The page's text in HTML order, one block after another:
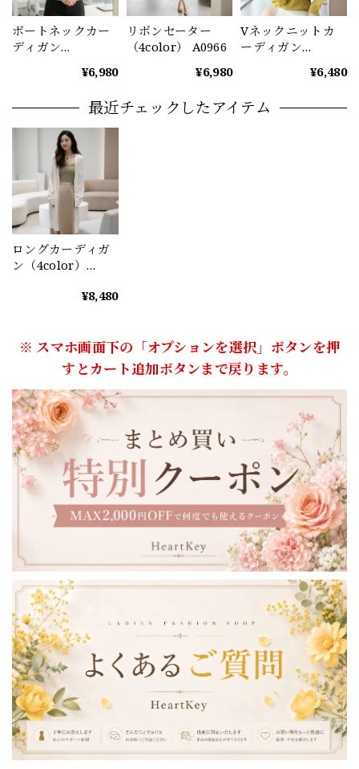
ボートネックカー
ディガン
¥6,980
リボンセーター
（4color） A0966
¥6,980
Vネックニットカ
ーディガン
¥6,480
最近チェックしたアイテム
ロングカーディガ
ン（4color）
¥8,480
※ スマホ画面下の「オプションを選択」ボタンを押
すとカート追加ボタンまで戻ります。